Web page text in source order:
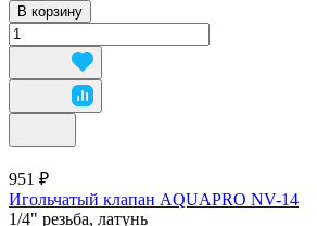
В корзину
951 ₽
Игольчатый клапан AQUAPRO NV-14
1/4" резьба, латунь